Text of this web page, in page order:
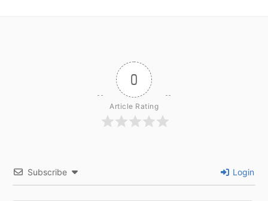
0
Article Rating
Subscribe Login